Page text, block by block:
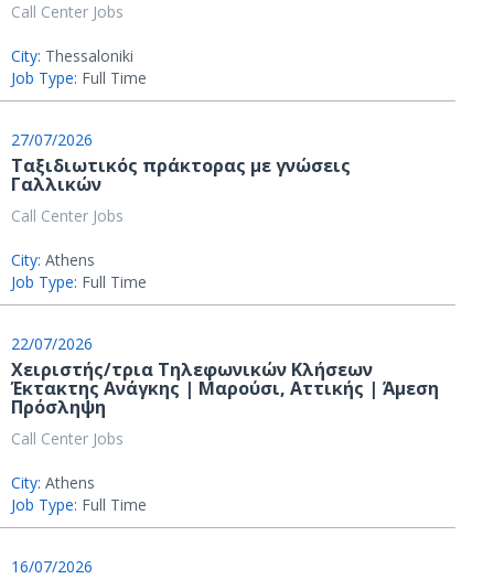
Call Center Jobs
City: Thessaloniki
Job Type: Full Time
27/07/2026
Ταξιδιωτικός πράκτορας με γνώσεις
Γαλλικών
Call Center Jobs
City: Athens
Job Type: Full Time
22/07/2026
Χειριστής/τρια Τηλεφωνικών Κλήσεων
Έκτακτης Ανάγκης | Μαρούσι, Αττικής | Άμεση
Πρόσληψη
Call Center Jobs
City: Athens
Job Type: Full Time
16/07/2026